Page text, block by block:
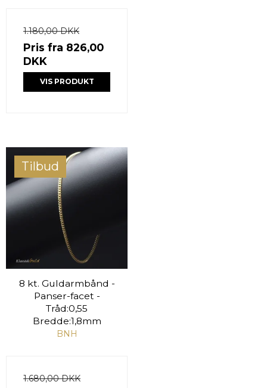
1.180,00 DKK
Pris fra 826,00
DKK
VIS PRODUKT
Tilbud
8 kt. Guldarmbånd -
Panser-facet -
Tråd:0,55
Bredde:1,8mm
BNH
1.680,00 DKK